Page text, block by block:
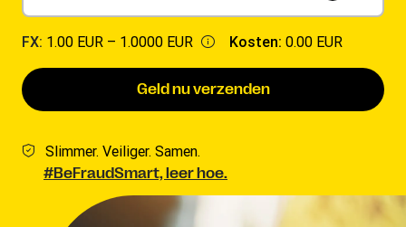
FX: 1.00 EUR – 1.0000 EUR Kosten: 0.00 EUR
Geld nu verzenden
Slimmer. Veiliger. Samen.
#BeFraudSmart, leer hoe.